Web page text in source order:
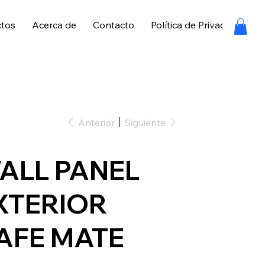
Acerca de Contacto Política de Privacidad
Anterior Siguiente
PANEL
MATE